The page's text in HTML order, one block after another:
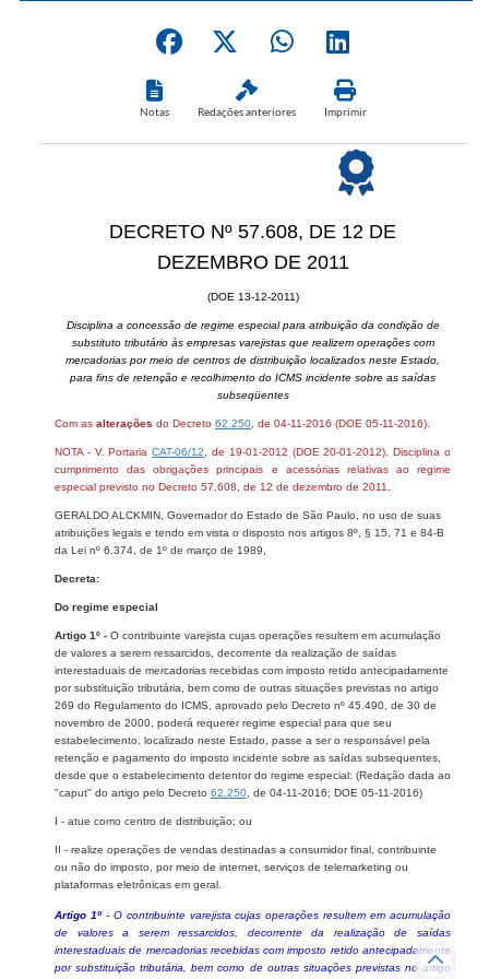
Notas Redações anteriores Imprimir
DECRETO Nº 57.608, DE 12 DE
DEZEMBRO DE 2011
(DOE 13-12-2011)
Disciplina a concessão de regime especial para atribuição da condição de
substituto tributário às empresas varejistas que realizem operações com
mercadorias por meio de centros de distribuição localizados neste Estado,
para fins de retenção e recolhimento do ICMS incidente sobre as saídas
subseqüentes
Com as alterações do Decreto 62.250 , de 04-11-2016 (DOE 05-11-2016).
NOTA - V. PortariaCAT-06/12
, de 19-01-2012 (DOE 20-01-2012). Disciplina o
cumprimento das obrigações principais e acessórias relativas ao regime
especial previsto no Decreto 57.608, de 12 de dezembro de 2011.
GERALDO ALCKMIN, Governador do Estado de São Paulo, no uso de suas
atribuições legais e tendo em vista o disposto nos artigos 8º, § 15, 71 e 84-B
da Lei nº 6.374, de 1º de março de 1989,
Decreta:
Do regime especial
Artigo 1º - O contribuinte varejista cujas operações resultem em acumulação
de valores a serem ressarcidos, decorrente da realização de saídas
interestaduais de mercadorias recebidas com imposto retido antecipadamente
por substituição tributária, bem como de outras situações previstas no artigo
269 do Regulamento do ICMS, aprovado pelo Decreto nº 45.490, de 30 de
novembro de 2000, poderá requerer regime especial para que seu
estabelecimento, localizado neste Estado, passe a ser o responsável pela
retenção e pagamento do imposto incidente sobre as saídas subsequentes,
desde que o estabelecimento detentor do regime especial: (Redação dada ao
"caput" do artigo pelo Decreto 62.250 , de 04-11-2016; DOE 05-11-2016)
I - atue como centro de distribuição; ou
II - realize operações de vendas destinadas a consumidor final, contribuinte
ou não do imposto, por meio de internet, serviços de telemarketing ou
plataformas eletrônicas em geral.
Artigo 1º - O contribuinte varejista cujas operações resultem em acumulação
de valores a serem ressarcidos, decorrente da realização de saídas
interestaduais de mercadorias recebidas com imposto retido antecipadamente
por substituição tributária, bem como de outras situações previstas no artigo